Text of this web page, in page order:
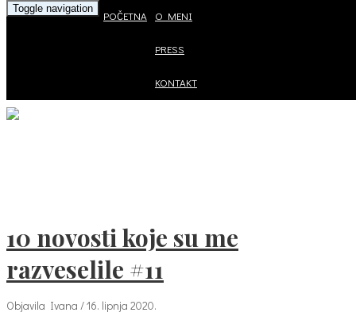
Toggle navigation
POČETNA O MENI
PRESS
KONTAKT
10 novosti koje su me
razveselile #11
Objavila Ivana / 16. lipnja 2020.